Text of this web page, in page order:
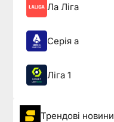
Ла Ліга
Серія а
Ліга 1
Трендові новини